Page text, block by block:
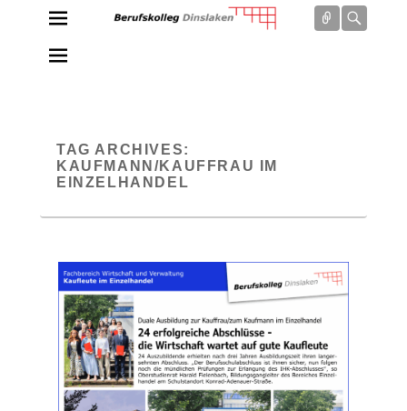
Connect
TAG ARCHIVES:
KAUFMANN/KAUFFRAU IM
EINZELHANDEL